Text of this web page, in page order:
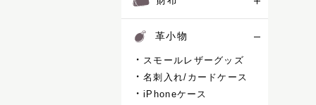
革小物
スモールレザーグッズ
名刺入れ/カードケース
iPhoneケース